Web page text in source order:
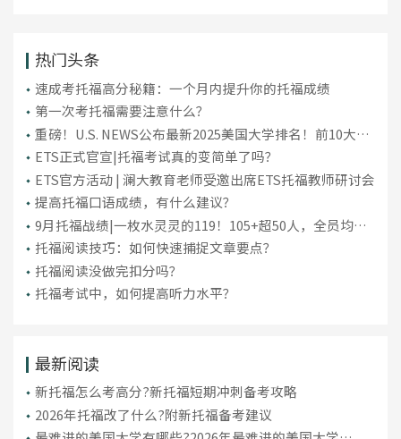
热门头条
​速成考托福高分秘籍：一个月内提升你的托福成绩
第一次考托福需要注意什么？
重磅！U.S. NEWS公布最新2025美国大学排名！前10大洗
牌，纽大重回TOP30！
ETS正式官宣|托福考试真的变简单了吗？
ETS官方活动 | 澜大教育老师受邀出席ETS托福教师研讨会
提高托福口语成绩，有什么建议？
9月托福战绩|一枚水灵灵的119！105+超50人，全员均分
破百！
托福阅读技巧：如何快速捕捉文章要点？
托福阅读没做完扣分吗？
托福考试中，如何提高听力水平？
最新阅读
新托福怎么考高分?新托福短期冲刺备考攻略
2026年托福改了什么?附新托福备考建议